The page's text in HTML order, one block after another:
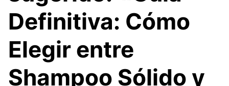
Definitiva: Cómo
Elegir entre
Shampoo Sólido y